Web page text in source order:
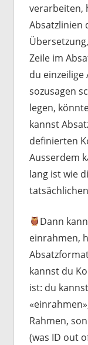
verarbeiten,
Absatzlinien
Zeile im
du einzeilige
sozusagen
legen,
kannst
definierten
Ausserdem
lang ist wie
Dann
einrahmen,
kannst du
ist: du
Rahmen,
(was ID out